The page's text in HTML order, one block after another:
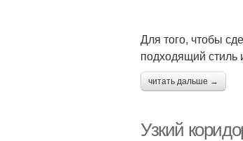
Для того, чтобы
подходящий стиль
читать дальше →
Узкий